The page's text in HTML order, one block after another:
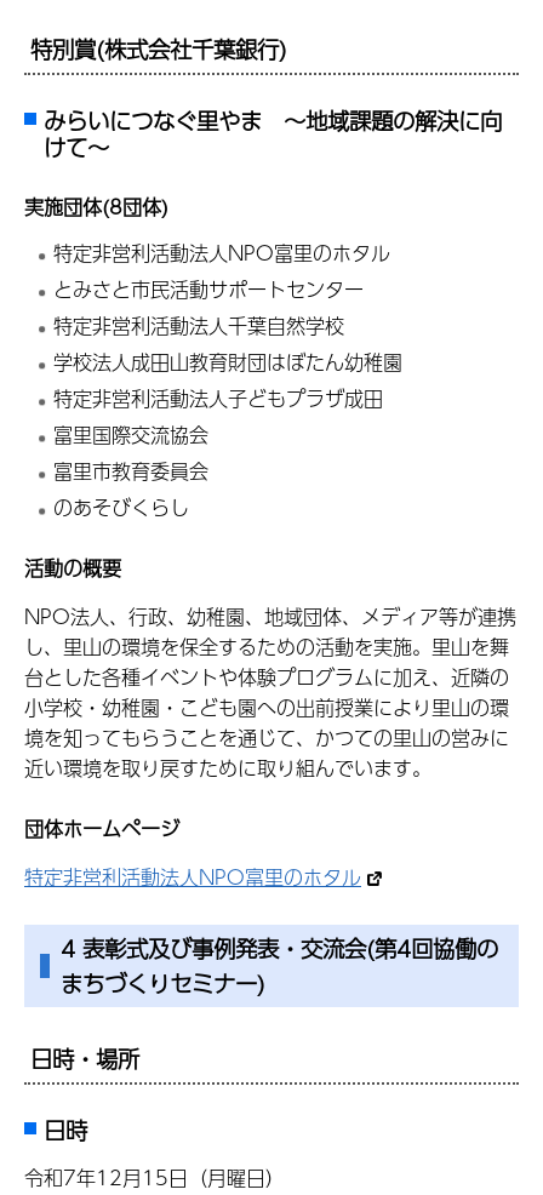
特別賞(株式会社千葉銀行)
みらいにつなぐ里やま ～地域課題の解決に向
けて～
実施団体(8団体)
特定非営利活動法人NPO富里のホタル
とみさと市民活動サポートセンター
特定非営利活動法人千葉自然学校
学校法人成田山教育財団はぼたん幼稚園
特定非営利活動法人子どもプラザ成田
富里国際交流協会
富里市教育委員会
のあそびくらし
活動の概要
NPO法人、行政、幼稚園、地域団体、メディア等が連携
し、里山の環境を保全するための活動を実施。里山を舞
台とした各種イベントや体験プログラムに加え、近隣の
小学校・幼稚園・こども園への出前授業により里山の環
境を知ってもらうことを通じて、かつての里山の営みに
近い環境を取り戻すために取り組んでいます。
団体ホームページ
特定非営利活動法人NPO富里のホタル
4 表彰式及び事例発表・交流会(第4回協働の
まちづくりセミナー)
日時・場所
日時
令和7年12月15日（月曜日）